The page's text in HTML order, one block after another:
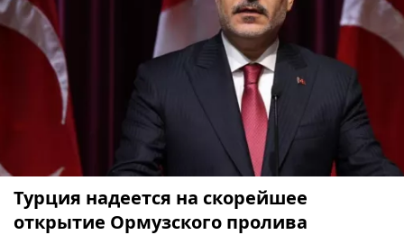
Турция надеется на скорейшее
открытие Ормузского пролива